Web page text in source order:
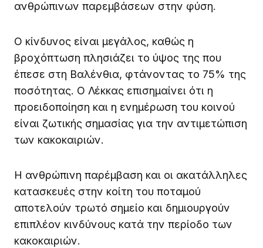
ανθρώπινων παρεμβάσεων στην φύση.
Ο κίνδυνος είναι μεγάλος, καθώς η
βροχόπτωση πλησιάζει το ύψος της που
έπεσε στη Βαλένθια, φτάνοντας το 75% της
ποσότητας. Ο Λέκκας επισημαίνει ότι η
προειδοποίηση και η ενημέρωση του κοινού
είναι ζωτικής σημασίας για την αντιμετώπιση
των κακοκαιριών.
Η ανθρώπινη παρέμβαση και οι ακατάλληλες
κατασκευές στην κοίτη του ποταμού
αποτελούν τρωτό σημείο και δημιουργούν
επιπλέον κινδύνους κατά την περίοδο των
κακοκαιριών.